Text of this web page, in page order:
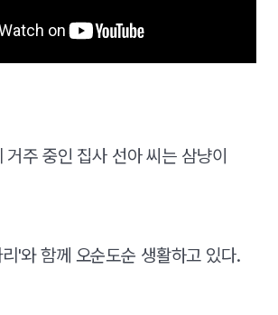
주 중인 집사 선아 씨는 삼냥이
'와 함께 오순도순 생활하고 있다.